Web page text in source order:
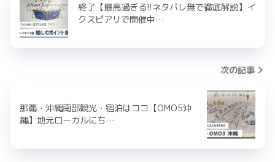
終了【最高過ぎる!!ネタバレ無で徹底解説】イ
クスピアリで開催中…
次の記事
那覇・沖縄南部観光・宿泊はココ【OMO5沖
縄】地元ローカルにち…